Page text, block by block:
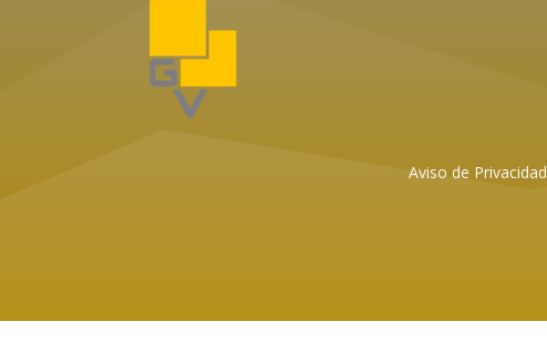
Aviso de Privacidad